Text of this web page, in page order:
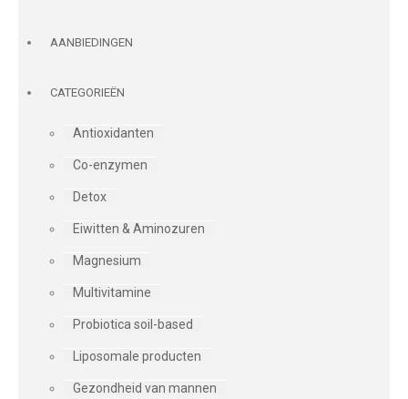
AANBIEDINGEN
CATEGORIEËN
Antioxidanten
Co-enzymen
Detox
Eiwitten & Aminozuren
Magnesium
Multivitamine
Probiotica soil-based
Liposomale producten
Gezondheid van mannen